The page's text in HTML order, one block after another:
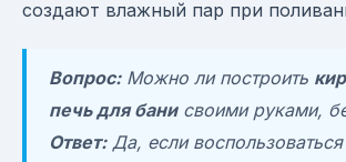
создают влажный пар при
Вопрос:Можно ли построить
печь для банисвоими руками,
Ответ:Да, если воспользоваться